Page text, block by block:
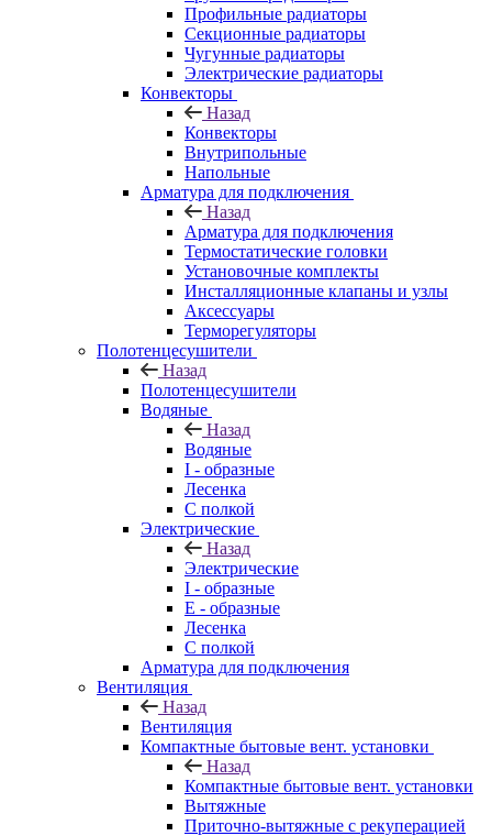
Профильные радиаторы
Секционные радиаторы
Чугунные радиаторы
Электрические радиаторы
Конвекторы
Назад
Конвекторы
Внутрипольные
Напольные
Арматура для подключения
Назад
Арматура для подключения
Термостатические головки
Установочные комплекты
Инсталляционные клапаны и узлы
Аксессуары
Терморегуляторы
Полотенцесушители
Назад
Полотенцесушители
Водяные
Назад
Водяные
I - образные
Лесенка
С полкой
Электрические
Назад
Электрические
I - образные
E - образные
Лесенка
С полкой
Арматура для подключения
Вентиляция
Назад
Вентиляция
Компактные бытовые вент. установки
Назад
Компактные бытовые вент. установки
Вытяжные
Приточно-вытяжные с рекуперацией